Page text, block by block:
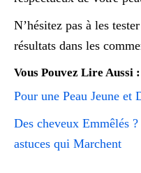
N’hésitez pas à les
résultats dans les
Vous Pouvez Lire Aussi :
Pour une Peau Jeune et
Des cheveux Emmêlés
astuces qui Marchent